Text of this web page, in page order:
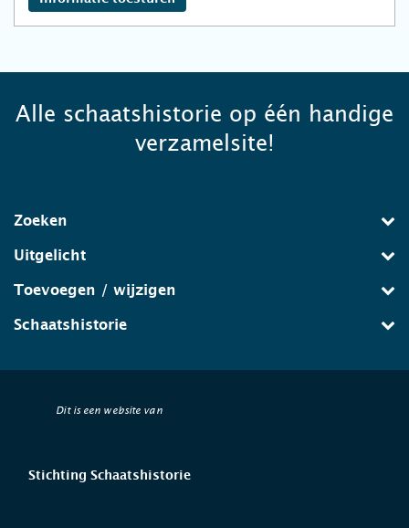
Alle schaatshistorie op één handige
verzamelsite!
Zoeken
Uitgelicht
Toevoegen / wijzigen
Schaatshistorie
Dit is een website van
Stichting Schaatshistorie